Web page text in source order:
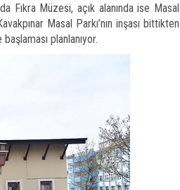
Fıkra Müzesi, açık alanında ise Masal
Masal Parkı’nın inşası bittikten
planlanıyor.